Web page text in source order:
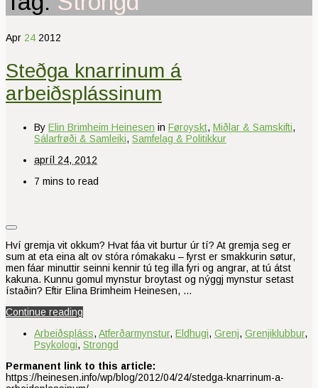
Apr 24 2012
Steðga knarrinum á
arbeiðsplássinum
By Elin Brimheim Heinesen in Føroyskt, Miðlar & Samskifti,
Sálarfrøði & Samleiki, Samfelag & Politikkur
apríl 24, 2012
7 mins to read
Hví gremja vit okkum? Hvat fáa vit burtur úr tí? At gremja seg er
sum at eta eina alt ov stóra rómakaku – fyrst er smakkurin søtur,
men fáar minuttir seinni kennir tú teg illa fyri og angrar, at tú átst
kakuna. Kunnu gomul mynstur broytast og nýggj mynstur setast
ístaðin? Eftir Elina Brimheim Heinesen, …
Continue reading
Arbeiðspláss, Atferðarmynstur, Eldhugi, Grenj, Grenjiklubbur,
Psykologi, Strongd
Permanent link to this article:
https://heinesen.info/wp/blog/2012/04/24/stedga-knarrinum-a-